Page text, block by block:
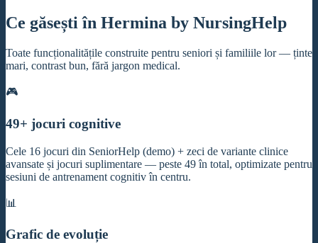
Ce găsești în Hermina by NursingHelp
Toate funcționalitățile construite pentru seniori și familiile lor — ținte
mari, contrast bun, fără jargon medical.
🎮
49+ jocuri cognitive
Cele 16 jocuri din SeniorHelp (demo) + zeci de variante clinice
avansate și jocuri suplimentare — peste 49 în total, optimizate pentru
sesiuni de antrenament cognitiv în centru.
📊
Grafic de evoluție